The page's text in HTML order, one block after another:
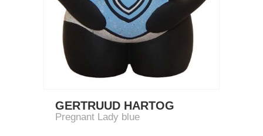
GERTRUUD HARTOG
Pregnant Lady blue